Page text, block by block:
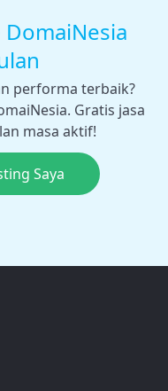
performa terbaik?
Gratis jasa
masa aktif!
Saya